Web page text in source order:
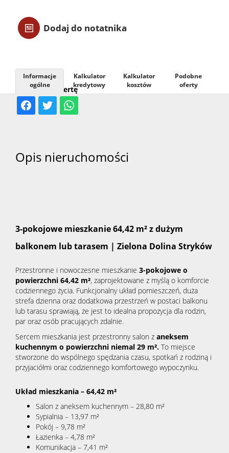
Dodaj do notatnika
Udostępnij ofertę
Informacje
ogólne
Kalkulator
kredytowy
Kalkulator
kosztów
Podobne
oferty
Opis nieruchomości
3-pokojowe mieszkanie 64,42 m² z dużym
balkonem lub tarasem | Zielona Dolina Stryków
Przestronne i nowoczesne mieszkanie 3-pokojowe o
powierzchni 64,42 m², zaprojektowane z myślą o komforcie
codziennego życia. Funkcjonalny układ pomieszczeń, duża
strefa dzienna oraz dodatkowa przestrzeń w postaci balkonu
lub tarasu sprawiają, że jest to idealna propozycja dla rodzin,
par oraz osób pracujących zdalnie.
Sercem mieszkania jest przestronny salon z aneksem
kuchennym o powierzchni niemal 29 m². To miejsce
stworzone do wspólnego spędzania czasu, spotkań z rodziną i
przyjaciółmi oraz codziennego komfortowego wypoczynku.
Układ mieszkania – 64,42 m²
Salon z aneksem kuchennym – 28,80 m²
Sypialnia – 13,97 m²
Pokój – 9,78 m²
Łazienka – 4,78 m²
Komunikacja – 7,41 m²